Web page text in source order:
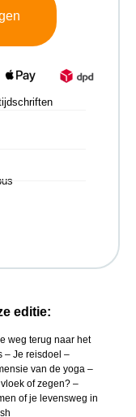
editie:
weg terug naar het
– Je reisdoel –
van de yoga –
vloek of zegen? –
of je levensweg in